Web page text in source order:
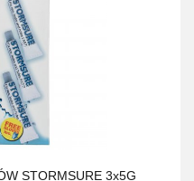
STORMSURE 3x5G